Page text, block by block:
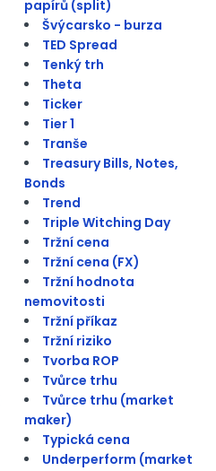
papírů (split)
Švýcarsko - burza
TED Spread
Tenký trh
Theta
Ticker
Tier 1
Tranše
Treasury Bills, Notes,
Bonds
Trend
Triple Witching Day
Tržní cena
Tržní cena (FX)
Tržní hodnota
nemovitosti
Tržní příkaz
Tržní riziko
Tvorba ROP
Tvůrce trhu
Tvůrce trhu (market
maker)
Typická cena
Underperform (market